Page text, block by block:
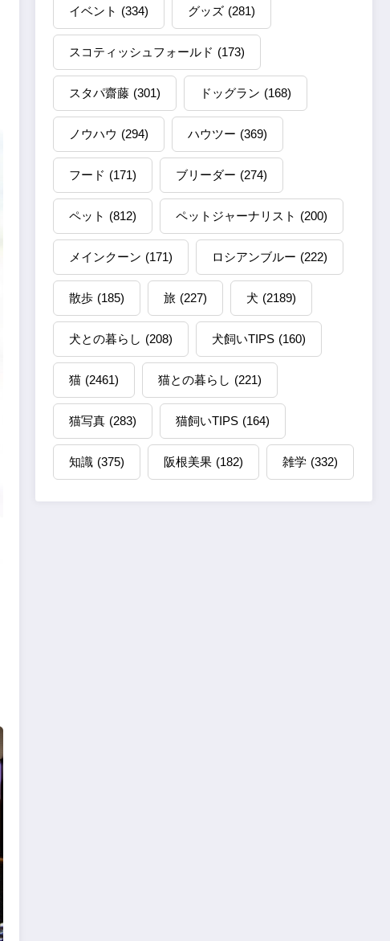
イベント (334) グッズ (281)
スコティッシュフォールド (173)
スタパ齋藤 (301) ドッグラン (168)
ノウハウ (294) ハウツー (369)
フード (171) ブリーダー (274)
ペット (812) ペットジャーナリスト (200)
メインクーン (171) ロシアンブルー (222)
散歩 (185) 旅 (227) 犬 (2189)
犬との暮らし (208) 犬飼いTIPS (160)
猫 (2461) 猫との暮らし (221)
猫写真 (283) 猫飼いTIPS (164)
知識 (375) 阪根美果 (182) 雑学 (332)